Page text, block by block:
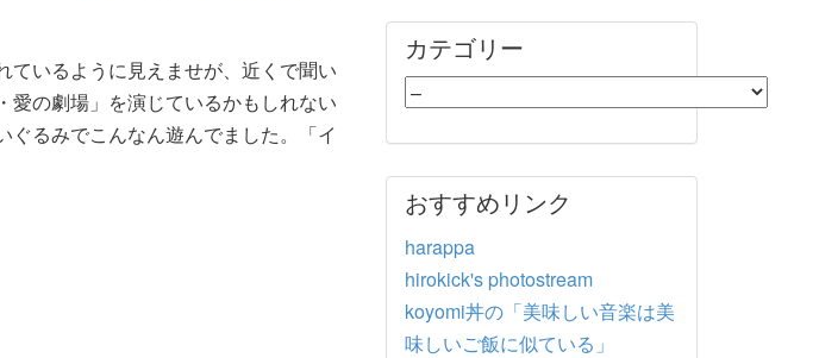
ているように見えませが、近くで聞い
愛の劇場」を演じているかもしれない
るみでこんなん遊んでました。「イ
カテゴリー
おすすめリンク
harappa
hirokick's photostream
koyomi丼の「美味しい音楽は美
味しいご飯に似ている」